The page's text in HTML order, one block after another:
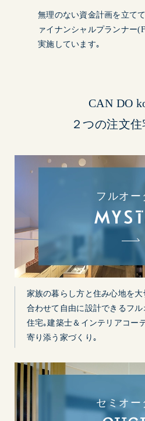
無理のない資金計画を立て
ァイナンシャルプランナー
実施しています｡
CAN DO
２つの注文
フルオー
家族の暮らし方と住み心地を
合わせて自由に設計できるフ
住宅｡建築士＆インテリアコー
寄り添う家づくり｡
セミオー